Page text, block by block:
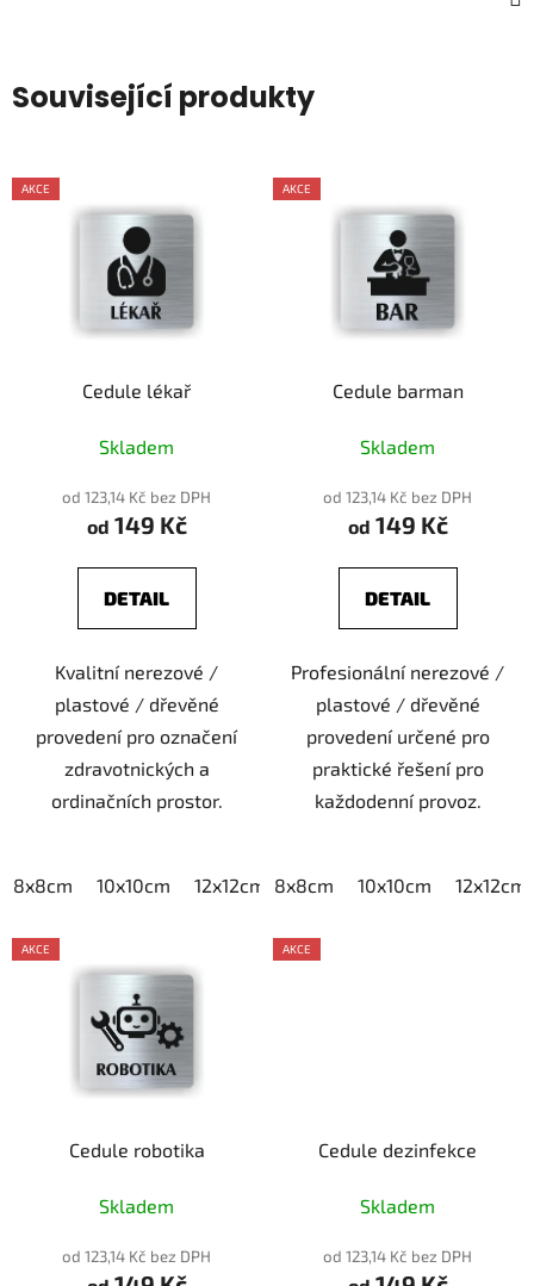
Související produkty
AKCE
Cedule lékař
Skladem
od 123,14 Kč bez DPH
od 149 Kč
DETAIL
Kvalitní nerezové /
plastové / dřevěné
provedení pro označení
zdravotnických a
ordinačních prostor.
8x8cm 10x10cm 12x12cm 15x15cm 20x20cm
AKCE
Cedule barman
Skladem
od 123,14 Kč bez DPH
od 149 Kč
DETAIL
Profesionální nerezové /
plastové / dřevěné
provedení určené pro
praktické řešení pro
každodenní provoz.
8x8cm 10x10cm 12x12cm
AKCE
Cedule robotika
Skladem
od 123,14 Kč bez DPH
AKCE
Cedule dezinfekce
Skladem
od 123,14 Kč bez DPH